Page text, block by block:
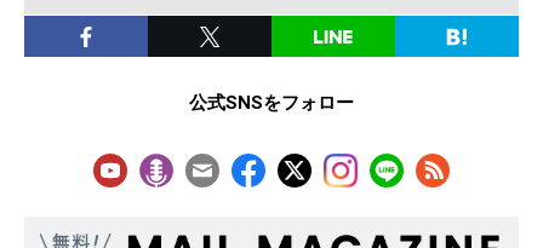
公式SNSをフォロー